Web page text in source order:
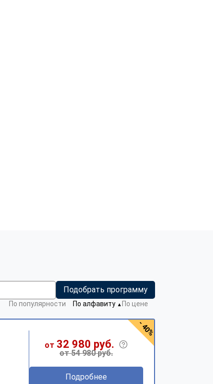
Подобрать программу
По популярности По алфавиту ▼ По цене
от 32 980 руб.
от 54 980 руб.
Подробнее
- 40%